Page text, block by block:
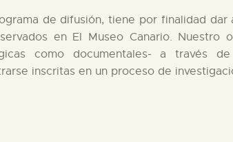
COLECCIONES
DIDÁCTICA
de difusión, tiene por finalidad
en El Museo Canario.
como documentales- a través
inscritas en un proceso de